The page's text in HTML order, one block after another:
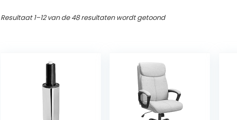
Resultaat 1–12 van de 48 resultaten wordt getoond